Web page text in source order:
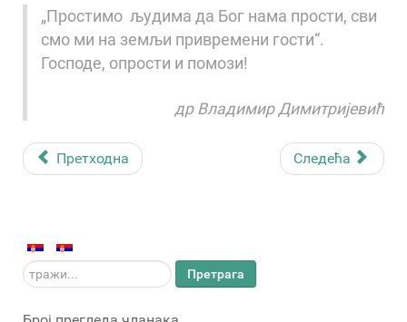
„Простимо људима да Бог нама прости, сви
смо ми на земљи привремени гости“.
Господе, опрости и помози!
др Владимир Димитријевић
Претходна Следећа
тражи... Претрага